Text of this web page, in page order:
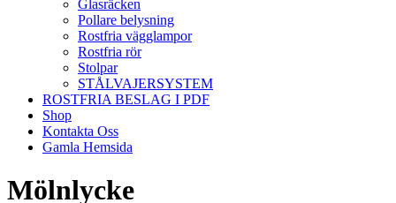
Glasräcken
Pollare belysning
Rostfria vägglampor
Rostfria rör
Stolpar
STÅLVAJERSYSTEM
ROSTFRIA BESLAG I PDF
Shop
Kontakta Oss
Gamla Hemsida
Mölnlycke